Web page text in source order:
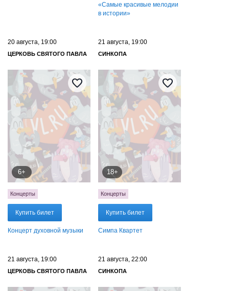
«Самые красивые мелодии
в истории»
20 августа, 19:00
ЦЕРКОВЬ СВЯТОГО ПАВЛА
6+
Концерты
Купить билет
Концерт духовной музыки
21 августа, 19:00
СИНКОПА
18+
Концерты
Купить билет
Симпа Квартет
21 августа, 19:00
ЦЕРКОВЬ СВЯТОГО ПАВЛА
21 августа, 22:00
СИНКОПА